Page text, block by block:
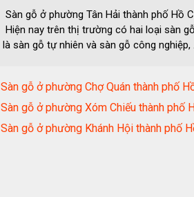
Sàn gỗ ở phường Tân Hải thành phố Hồ
Hiện nay trên thị trường có hai loại sàn
là sàn gỗ tự nhiên và sàn gỗ công nghiệp,
Sàn gỗ ở phường Chợ Quán thành phố
Sàn gỗ ở phường Xóm Chiếu thành phố
Sàn gỗ ở phường Khánh Hội thành phố